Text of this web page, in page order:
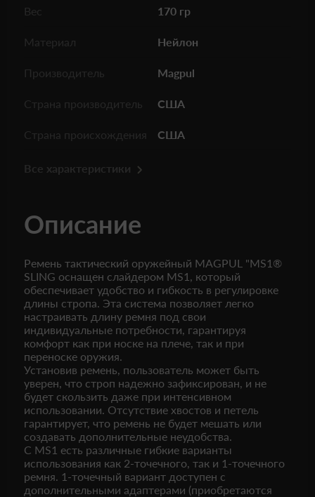
Вес 170 гр
Материал Нейлон
Производитель Magpul
Страна производитель США
Страна происхождения США
Все характеристики
Описание
Ремень тактический оружейный MAGPUL "MS1®
SLING оснащен слайдером MS1, который
обеспечивает удобство и гибкость в регулировке
длины стропа. Эта система позволяет легко
настраивать длину ремня под свои
индивидуальные потребности, гарантируя
комфорт как при носке на плече, так и при
переноске оружия.
Установив ремень, пользователь может быть
уверен, что строп надежно зафиксирован, и не
будет скользить даже при интенсивном
использовании. Отсутствие хвостов и петель
гарантирует, что ремень не будет мешать или
создавать дополнительные неудобства.
С MS1 есть различные гибкие варианты
использования как 2-точечного, так и 1-точечного
ремня. 1-точечный вариант доступен с
дополнительными адаптерами (приобретаются